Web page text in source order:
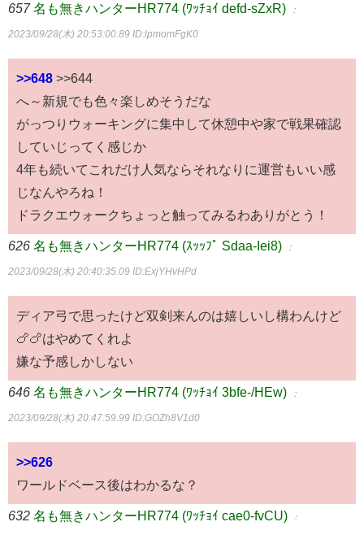
657 名も無きハンターHR774 (ﾜｯﾁｮｲ defd-sZxR) ：
2023/09/28(木) 20:53:00.89 ID:lpmomFgK0
>>648 >>644
へ～新規でも色々楽しめそうだな
がっつりウォーキングに集中して休憩中や家で戦果確認
していじってく感じか
4年も続いてこれだけ人気ならそれなりに運営もいい感
じなんやろね！
ドラクエウォークちょっと触ってみるわありがとう！
626 名も無きハンターHR774 (ｽｯｯﾌﾟ Sdaa-Iei8) ：
2023/09/28(木) 20:40:35.09 ID:ExjYHvHPd
ディア弓で思ったけど双剣来んのは嬉しいし構わんけど
🍗🍗はやめてくれよ
嫌な予感しかしない
646 名も無きハンターHR774 (ﾜｯﾁｮｲ 3bfe-/HEw) ：
2023/09/28(木) 20:47:59.99 ID:GOZh8V1d0
>>626
ワールドベース後はわかるな？
632 名も無きハンターHR774 (ﾜｯﾁｮｲ cae0-fvCU) ：